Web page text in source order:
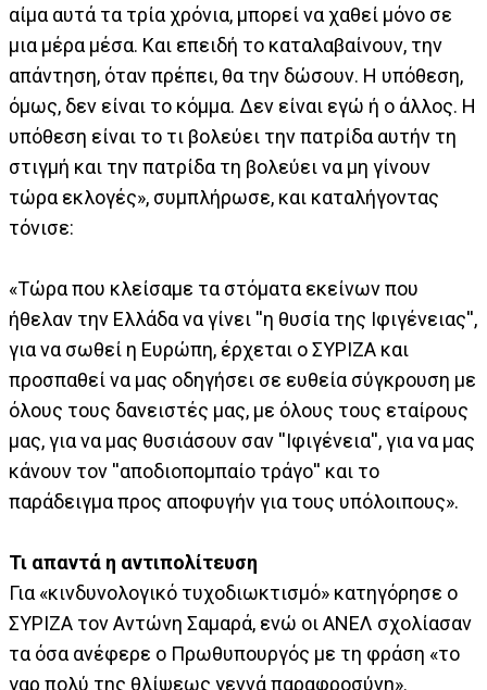
αίμα αυτά τα τρία χρόνια, μπορεί να χαθεί μόνο σε
μια μέρα μέσα. Και επειδή το καταλαβαίνουν, την
απάντηση, όταν πρέπει, θα την δώσουν. Η υπόθεση,
όμως, δεν είναι το κόμμα. Δεν είναι εγώ ή ο άλλος. Η
υπόθεση είναι το τι βολεύει την πατρίδα αυτήν τη
στιγμή και την πατρίδα τη βολεύει να μη γίνουν
τώρα εκλογές», συμπλήρωσε, και καταλήγοντας
τόνισε:
«Τώρα που κλείσαμε τα στόματα εκείνων που
ήθελαν την Ελλάδα να γίνει ''η θυσία της Ιφιγένειας'',
για να σωθεί η Ευρώπη, έρχεται ο ΣΥΡΙΖΑ και
προσπαθεί να μας οδηγήσει σε ευθεία σύγκρουση με
όλους τους δανειστές μας, με όλους τους εταίρους
μας, για να μας θυσιάσουν σαν ''Ιφιγένεια'', για να μας
κάνουν τον ''αποδιοπομπαίο τράγο'' και το
παράδειγμα προς αποφυγήν για τους υπόλοιπους».
Τι απαντά η αντιπολίτευση
Για «κινδυνολογικό τυχοδιωκτισμό» κατηγόρησε o
ΣΥΡΙΖΑ τον Αντώνη Σαμαρά, ενώ οι ΑΝΕΛ σχολίασαν
τα όσα ανέφερε ο Πρωθυπουργός με τη φράση «το
γαρ πολύ της θλίψεως γεννά παραφροσύνη».